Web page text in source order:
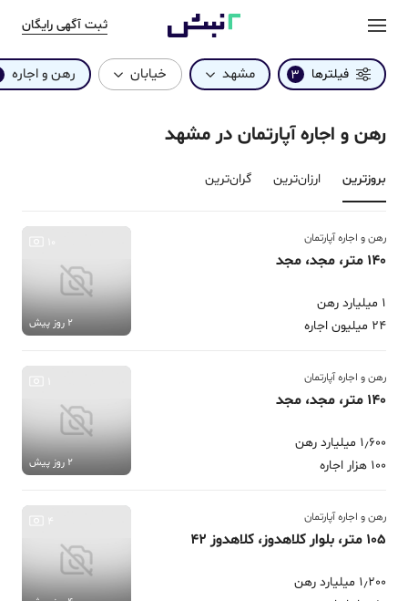
ثبت آگهی رایگان
فیلترها 3 مشهد خیابان رهن و اجاره
رهن و اجاره آپارتمان در مشهد
بروزترین‌ ارزان‌ترین گران‌ترین
رهن و اجاره آپارتمان
140 متر، مجد، مجد
1 میلیارد رهن
24 میلیون اجاره
2 روز پیش
رهن و اجاره آپارتمان
140 متر، مجد، مجد
1٫600 میلیارد رهن
100 هزار اجاره
2 روز پیش
رهن و اجاره آپارتمان
105 متر، بلوار کلاهدوز، کلاهدوز 42
1٫200 میلیارد رهن